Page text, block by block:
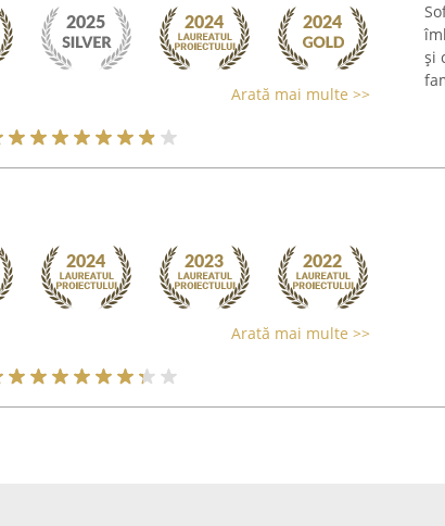
Arată mai multe >>
și
Arată mai multe >>